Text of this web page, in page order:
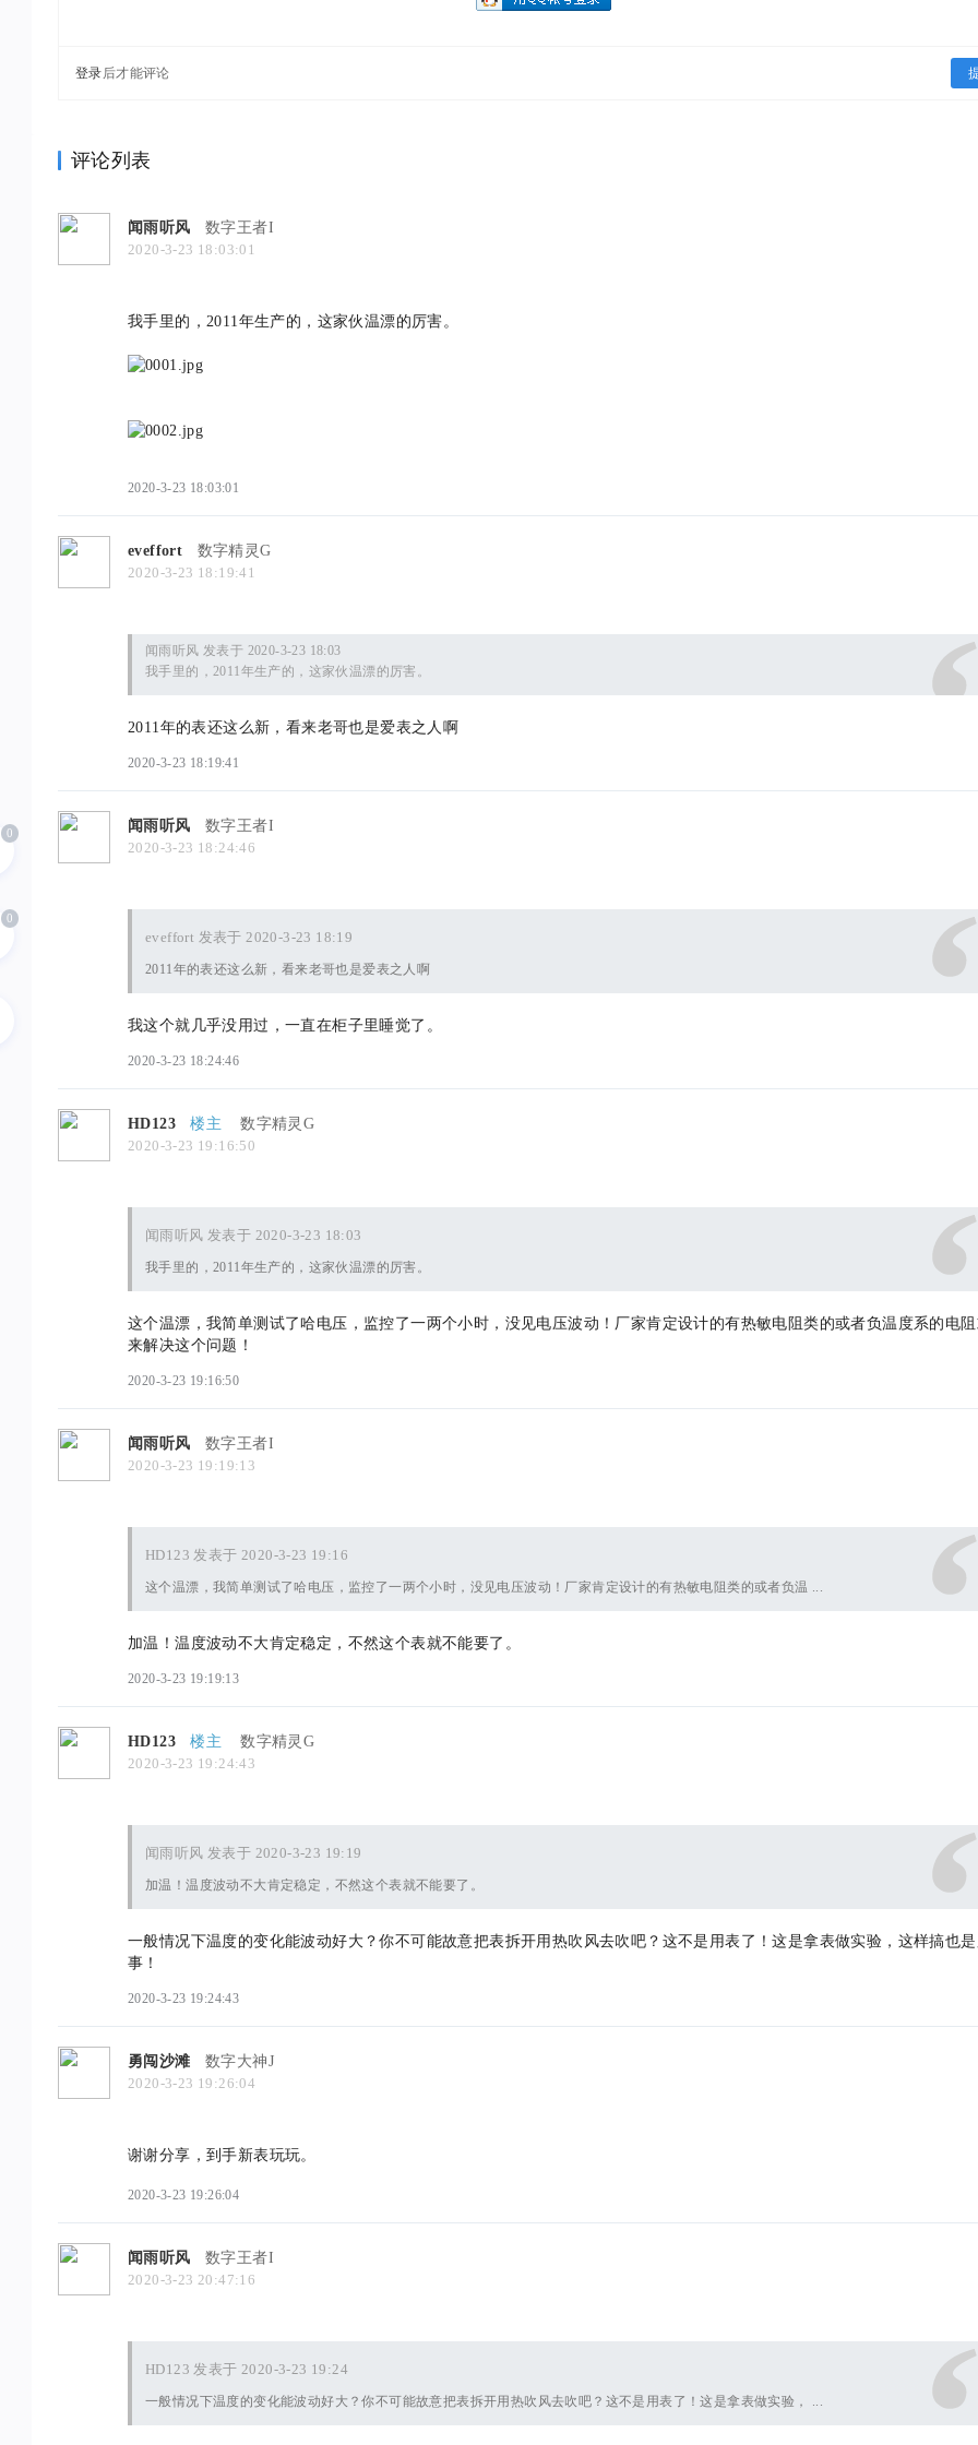
0
0
登录后才能评论
评论列表
闻雨听风
数字王者I
2020-3-23 18:03:01
我手里的，2011年生产的，这家伙温漂的厉害。
2020-3-23 18:03:01
eveffort
数字精灵G
2020-3-23 18:19:41
闻雨听风 发表于 2020-3-23 18:03
我手里的，2011年生产的，这家伙温漂的厉害。
2011年的表还这么新，看来老哥也是爱表之人啊
2020-3-23 18:19:41
闻雨听风
数字王者I
2020-3-23 18:24:46
eveffort 发表于 2020-3-23 18:19
2011年的表还这么新，看来老哥也是爱表之人啊
我这个就几乎没用过，一直在柜子里睡觉了。
2020-3-23 18:24:46
HD123 楼主
数字精灵G
2020-3-23 19:16:50
闻雨听风 发表于 2020-3-23 18:03
我手里的，2011年生产的，这家伙温漂的厉害。
这个温漂，我简单测试了哈电压，监控了一两个小时，没见电压波动！厂家肯定设计的有热敏电阻类的或者负温度系的电
来解决这个问题！
2020-3-23 19:16:50
闻雨听风
数字王者I
2020-3-23 19:19:13
HD123 发表于 2020-3-23 19:16
这个温漂，我简单测试了哈电压，监控了一两个小时，没见电压波动！厂家肯定设计的有热敏电阻类的或者负温 ...
加温！温度波动不大肯定稳定，不然这个表就不能要了。
2020-3-23 19:19:13
HD123 楼主
数字精灵G
2020-3-23 19:24:43
闻雨听风 发表于 2020-3-23 19:19
加温！温度波动不大肯定稳定，不然这个表就不能要了。
一般情况下温度的变化能波动好大？你不可能故意把表拆开用热吹风去吹吧？这不是用表了！这是拿表做实验，这样搞也
事！
2020-3-23 19:24:43
勇闯沙滩
数字大神J
2020-3-23 19:26:04
谢谢分享，到手新表玩玩。
2020-3-23 19:26:04
闻雨听风
数字王者I
2020-3-23 20:47:16
HD123 发表于 2020-3-23 19:24
一般情况下温度的变化能波动好大？你不可能故意把表拆开用热吹风去吹吧？这不是用表了！这是拿表做实验， ...